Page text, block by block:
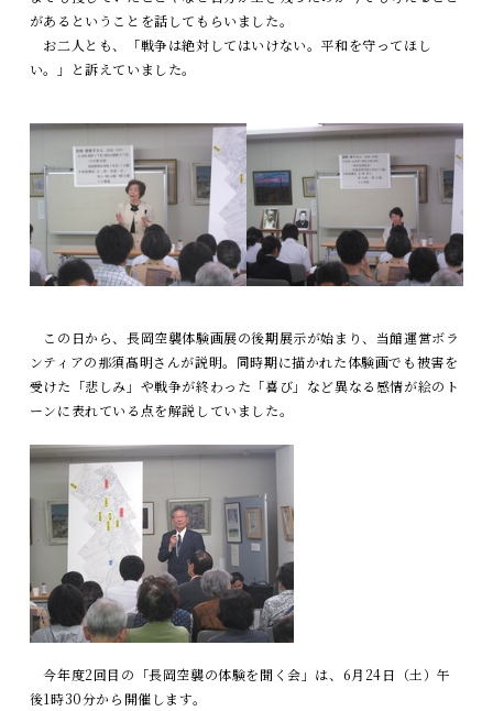
があるということを話してもらいました。
お二人とも、「戦争は絶対してはいけない。平和を守ってほし
い。」と訴えていました。
この日から、長岡空襲体験画展の後期展示が始まり、当館運営ボラ
ンティアの那須髙明さんが説明。同時期に描かれた体験画でも被害を
受けた「悲しみ」や戦争が終わった「喜び」など異なる感情が絵のト
ーンに表れている点を解説していました。
今年度2回目の「長岡空襲の体験を聞く会」は、6月24日（土）午
後1時30分から開催します。